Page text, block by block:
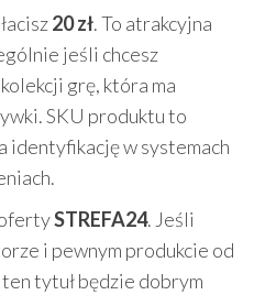
20 zł. To atrakcyjna
jeśli chcesz
grę, która ma
SKU produktu to
identyfikację w systemach
STREFA24. Jeśli
i pewnym produkcie od
tytuł będzie dobrym